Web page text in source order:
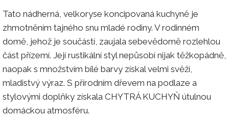
Tato nádherná, velkoryse koncipovaná kuchyně je
zhmotněním tajného snu mladé rodiny. V rodinném
domě, jehož je součástí, zaujala sebevědomě rozlehlou
část přízemí. Její rustikální styl nepůsobí nijak těžkopádně,
naopak s množstvím bílé barvy získal velmi svěží,
mladistvý výraz. S přírodním dřevem na podlaze a
stylovými doplňky získala CHYTRÁ KUCHYŇ útulnou
domáckou atmosféru.